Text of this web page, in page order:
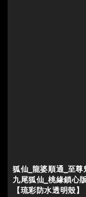
狐仙_龍婆順通_至尊
九尾狐仙_桃緣鎖心
【琉彩防水透明殼】